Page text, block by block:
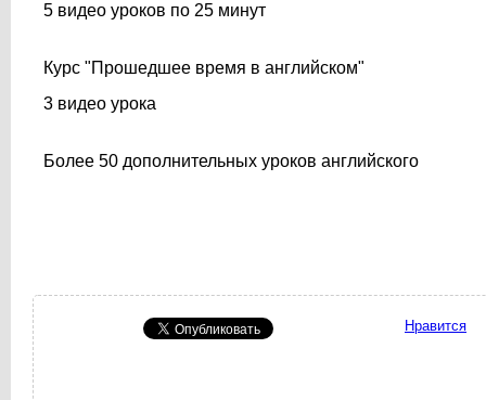
5 видео уроков по 25 минут
Курс "Прошедшее время в английском"
3 видео урока
Более 50 дополнительных уроков английского
Нравится